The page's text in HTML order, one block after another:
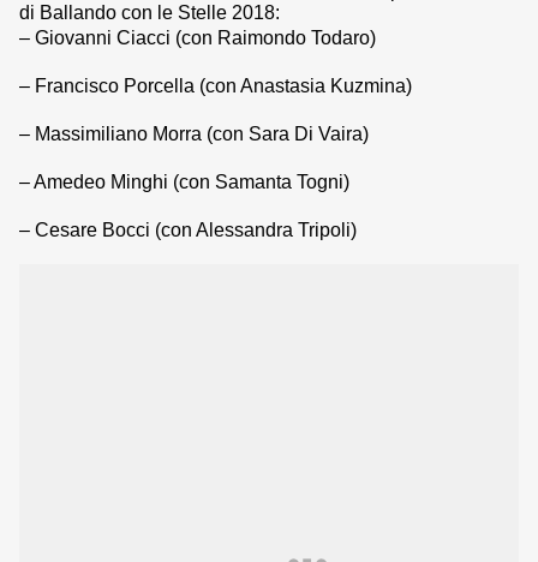
di Ballando con le Stelle 2018:
– Giovanni Ciacci (con Raimondo Todaro)
– Francisco Porcella (con Anastasia Kuzmina)
– Massimiliano Morra (con Sara Di Vaira)
– Amedeo Minghi (con Samanta Togni)
– Cesare Bocci (con Alessandra Tripoli)